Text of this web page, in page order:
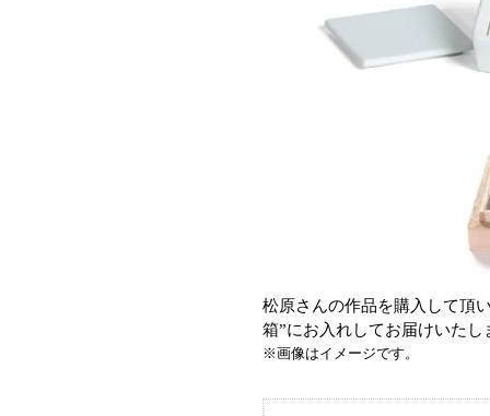
松原さんの作品を購入して頂
箱”にお入れしてお届けいたし
※画像はイメージです。